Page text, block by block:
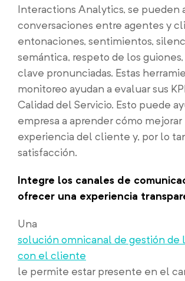
Interactions Analytics, se pueden
conversaciones entre agentes y
entonaciones, sentimientos,
semántica, respeto de los guiones,
clave pronunciadas. Estas
monitoreo ayudan a evaluar sus
Calidad del Servicio. Esto puede
empresa a aprender cómo mejorar
experiencia del cliente y, por lo
satisfacción.
Integre los canales de
ofrecer una experiencia
Una
solución omnicanal de gestión de
con el cliente
le permite estar presente en el